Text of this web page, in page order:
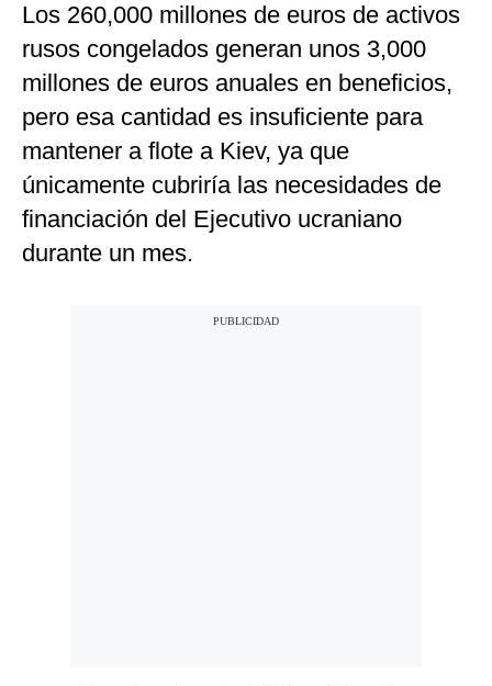
Los 260,000 millones de euros de activos
rusos congelados generan unos 3,000
millones de euros anuales en beneficios,
pero esa cantidad es insuficiente para
mantener a flote a Kiev, ya que
únicamente cubriría las necesidades de
financiación del Ejecutivo ucraniano
durante un mes.